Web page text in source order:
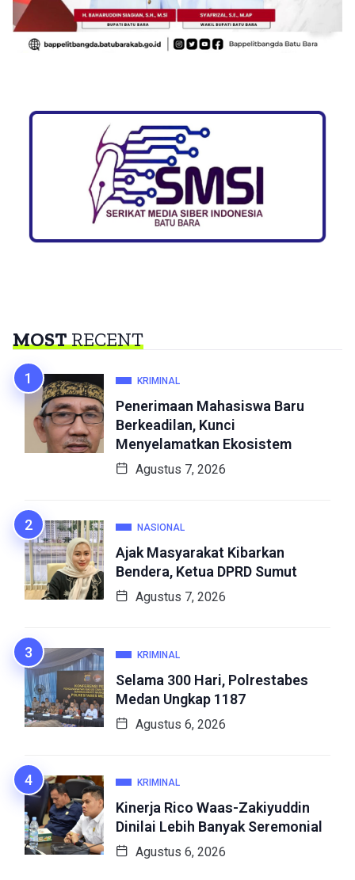
MOSTRECENT
KRIMINAL
Penerimaan Mahasiswa Baru
Berkeadilan, Kunci
Menyelamatkan Ekosistem
Agustus 7, 2026
NASIONAL
Ajak Masyarakat Kibarkan
Bendera, Ketua DPRD Sumut
Agustus 7, 2026
KRIMINAL
Selama 300 Hari, Polrestabes
Medan Ungkap 1187
Agustus 6, 2026
KRIMINAL
Kinerja Rico Waas-Zakiyuddin
Dinilai Lebih Banyak Seremonial
Agustus 6, 2026